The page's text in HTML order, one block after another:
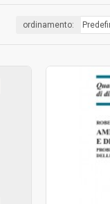
ordinamento: